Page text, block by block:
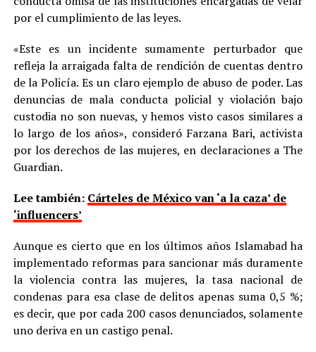
por el cumplimiento de las leyes.
«Este es un incidente sumamente perturbador que
refleja la arraigada falta de rendición de cuentas dentro
de la Policía. Es un claro ejemplo de abuso de poder. Las
denuncias de mala conducta policial y violación bajo
custodia no son nuevas, y hemos visto casos similares a
lo largo de los años», consideró Farzana Bari, activista
por los derechos de las mujeres, en declaraciones a The
Guardian.
Lee también: Cárteles de México van ‘a la caza’ de
‘influencers’
Aunque es cierto que en los últimos años Islamabad ha
implementado reformas para sancionar más duramente
la violencia contra las mujeres, la tasa nacional de
condenas para esa clase de delitos apenas suma 0,5 %;
es decir, que por cada 200 casos denunciados, solamente
uno deriva en un castigo penal.